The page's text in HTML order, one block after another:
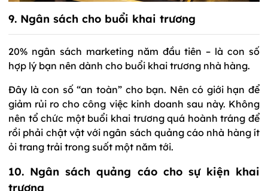
9. Ngân sách cho buổi khai trương
20% ngân sách marketing năm đầu tiên – là con số
hợp lý bạn nên dành cho buổi khai trương nhà hàng.
Đây là con số “an toàn” cho bạn. Nên có giới hạn để
giảm rủi ro cho công việc kinh doanh sau này. Không
nên tổ chức một buổi khai trương quá hoành tráng để
rồi phải chật vật với ngân sách quảng cáo nhà hàng ít
ỏi trang trải trong suốt một năm tới.
10. Ngân sách quảng cáo cho sự kiện khai
trương